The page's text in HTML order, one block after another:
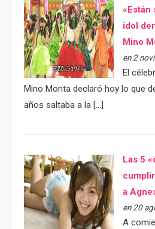
«Están
idol
Mino
en 2
El
Mino Monta declaró hoy lo que
años saltaba a la […]
Las 5
a
en 20
A